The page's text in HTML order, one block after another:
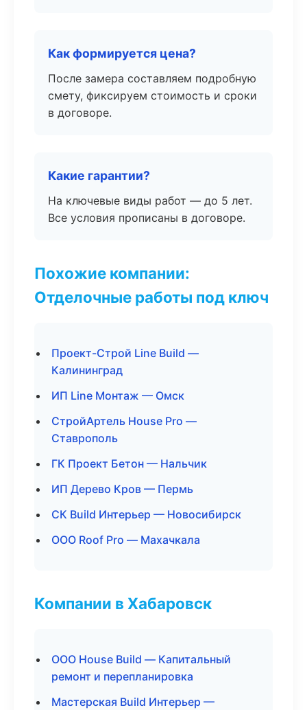
Как формируется цена?
После замера составляем подробную
смету, фиксируем стоимость и сроки
в договоре.
Какие гарантии?
На ключевые виды работ — до 5 лет.
Все условия прописаны в договоре.
Похожие компании:
Отделочные работы под ключ
Проект-Строй Line Build —
Калининград
ИП Line Монтаж — Омск
СтройАртель House Pro —
Ставрополь
ГК Проект Бетон — Нальчик
ИП Дерево Кров — Пермь
СК Build Интерьер — Новосибирск
ООО Roof Pro — Махачкала
Компании в Хабаровск
ООО House Build — Капитальный
ремонт и перепланировка
Мастерская Build Интерьер —